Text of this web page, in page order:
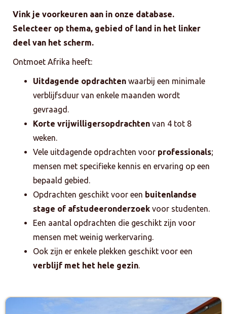
Vink je voorkeuren aan in onze database.
Selecteer op thema, gebied of land in het linker
deel van het scherm.
Ontmoet Afrika heeft:
Uitdagende opdrachten waarbij een minimale
verblijfsduur van enkele maanden wordt
gevraagd.
Korte vrijwilligersopdrachten van 4 tot 8
weken.
Vele uitdagende opdrachten voor professionals;
mensen met specifieke kennis en ervaring op een
bepaald gebied.
Opdrachten geschikt voor een buitenlandse
stage of afstudeeronderzoek voor studenten.
Een aantal opdrachten die geschikt zijn voor
mensen met weinig werkervaring.
Ook zijn er enkele plekken geschikt voor een
verblijf met het hele gezin.